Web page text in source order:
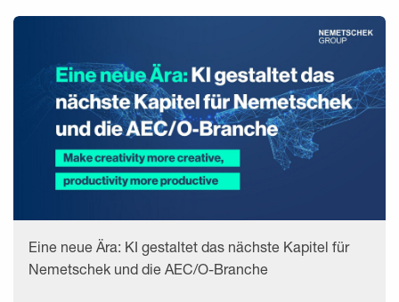
Eine neue Ära: KI gestaltet das nächste Kapitel für
Nemetschek und die AEC/O-Branche